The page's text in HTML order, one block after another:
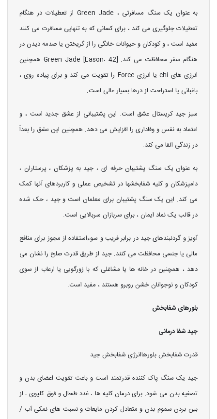
به عنوان یک سنگ مسافرتی ، Green Jade از تعطیلات در هنگام
تعطیلات جلوگیری می کند ، برای کسانی که به تنهایی مسافرت می کنند
مفید است ، و کودکان و حیوانات خانگی را از گریختن یا صدمه دیدن در
هنگام سفر محافظت می کند. [Eason، 42] Green Jade همچنین
انرژی های chi یا انرژی Force را تقویت می کند و برای پیاده روی ،
باغبانی یا استراحت از درها بسیار عالی است.
سبز جید کریستال عشق است. این پشتیبانی از عشق جدید است ، و
اعتماد به نفس و وفاداری را افزایش می دهد. همچنین این عشق را بعداً
در زندگی القا می کند.
به عنوان یک سنگ پشتیبان حرفه ای ، جید به پزشکان ، پرستاران ،
دامپزشکان و کلیه شفابخشها در تشخیص عملی و کاربردهای آنها کمک
می کند. این یک سنگ پشتیبان برای معلمان است و جید ، حک شده
در قالب یک نماد ایمان ، برای سربازان سربالایی است.
آویز و گردنبندهای جید در برابر فریب و سوءاستفاده از مجوز برای منافع
مالی یا جنسی محافظت می کنند. جید از طریق قدرت صلح را نشان می
دهد ، همچنین در خانه ها یا مشاغلی که با زورگویی یا ارعاب از سوی
کودکان و نوجوانان خشن روبرو هستند ، مفید است.
بلورهای شفابخش
جید شفا درمانی
قدرت شفابخش بلورهاانرژی شفابخش جید
جید یک سنگ پاک کننده قدرتمند است و باعث تقویت اعضای بدن و
تصفیه بدن می شود. برای درمان کلیه ها ، غدد طحال و فوق کلیوی ، از
بین بردن سموم بدن و متعادل کردن مایعات و نسبت های نمکی آب /